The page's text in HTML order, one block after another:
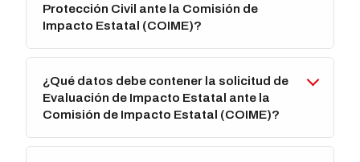
Protección Civil ante la Comisión de
Impacto Estatal (COIME)?
¿Qué datos debe contener la solicitud de
Evaluación de Impacto Estatal ante la
Comisión de Impacto Estatal (COIME)?